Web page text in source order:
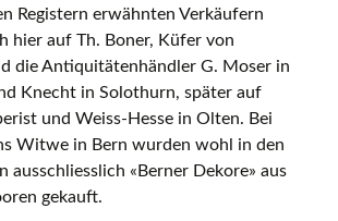
Registern erwähnten Verkäufern
hier auf Th. Boner, Küfer von
die Antiquitätenhändler G. Moser in
Knecht in Solothurn, später auf
und Weiss-Hesse in Olten. Bei
Witwe in Bern wurden wohl in den
ausschliesslich «Berner Dekore» aus
gekauft.